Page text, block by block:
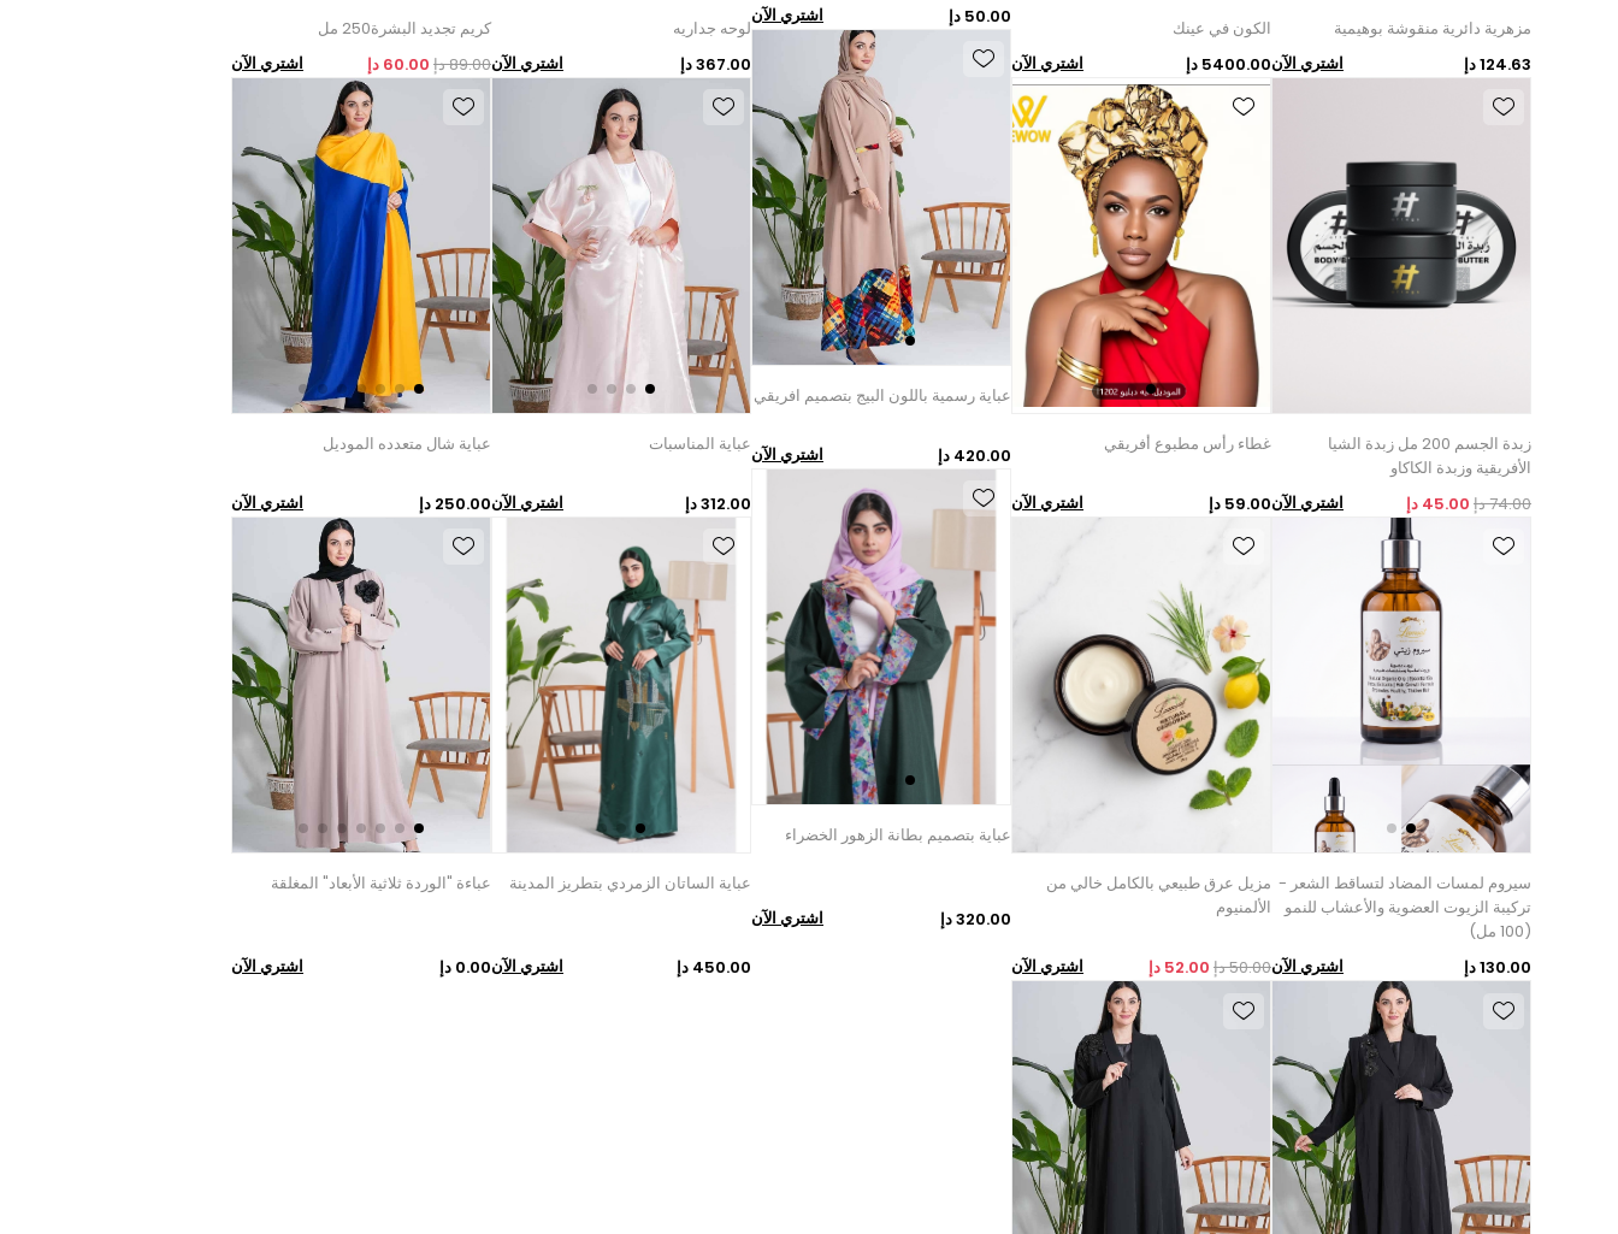
مزهرية دائرية منقوشة بوهيمية
124.63 دإ
اشتري الآن
الكون في عينك
5400.00 دإ
اشتري الآن
50.00 دإ
اشتري الآن
لوحه جداريه
367.00 دإ
اشتري الآن
كريم تجديد البشرة250 مل
89.00 دإ
60.00 دإ اشتري الآن
زبدة الجسم 200 مل زبدة الشيا
الأفريقية وزبدة الكاكاو
74.00 دإ
45.00 دإ اشتري الآن
غطاء رأس مطبوع أفريقي
59.00 دإ اشتري الآن
عباية رسمية باللون البيج بتصميم افريقي
420.00 دإ اشتري الآنعباية المناسبات
312.00 دإ اشتري الآن
عباية شال متعدده الموديل
250.00 دإ اشتري الآن
سيروم لمسات المضاد لتساقط الشعر -
تركيبة الزيوت العضوية والأعشاب للنمو
(100 مل)
130.00 دإ
اشتري الآن
مزيل عرق طبيعي بالكامل خالي من
الألمنيوم
50.00 دإ 52.00 دإ اشتري الآن
عباية بتصميم بطانة الزهور الخضراء
320.00 دإ اشتري الآن
عباية الساتان الزمردي بتطريز المدينة
450.00 دإ اشتري الآن
عباءة "الوردة ثلاثية الأبعاد" المغلقة
0.00 دإ اشتري الآن